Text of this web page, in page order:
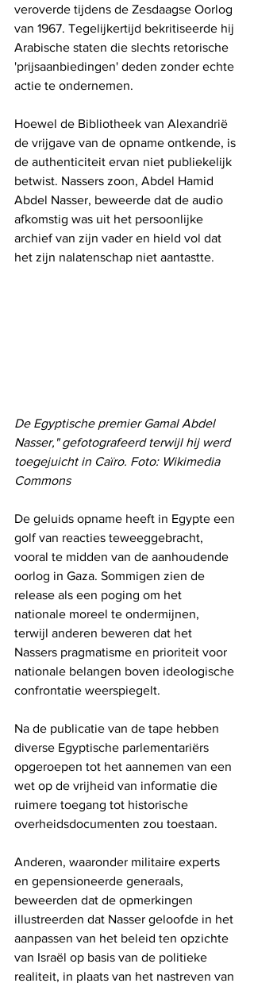
veroverde tijdens de Zesdaagse Oorlog
van 1967. Tegelijkertijd bekritiseerde hij
Arabische staten die slechts retorische
'prijsaanbiedingen' deden zonder echte
actie te ondernemen.
Hoewel de Bibliotheek van Alexandrië
de vrijgave van de opname ontkende, is
de authenticiteit ervan niet publiekelijk
betwist. Nassers zoon, Abdel Hamid
Abdel Nasser, beweerde dat de audio
afkomstig was uit het persoonlijke
archief van zijn vader en hield vol dat
het zijn nalatenschap niet aantastte.
De Egyptische premier Gamal Abdel
Nasser," gefotografeerd terwijl hij werd
toegejuicht in Caïro. Foto: Wikimedia
Commons
De geluids opname heeft in Egypte een
golf van reacties teweeggebracht,
vooral te midden van de aanhoudende
oorlog in Gaza. Sommigen zien de
release als een poging om het
nationale moreel te ondermijnen,
terwijl anderen beweren dat het
Nassers pragmatisme en prioriteit voor
nationale belangen boven ideologische
confrontatie weerspiegelt.
Na de publicatie van de tape hebben
diverse Egyptische parlementariërs
opgeroepen tot het aannemen van een
wet op de vrijheid van informatie die
ruimere toegang tot historische
overheidsdocumenten zou toestaan.
Anderen, waaronder militaire experts
en gepensioneerde generaals,
beweerden dat de opmerkingen
illustreerden dat Nasser geloofde in het
aanpassen van het beleid ten opzichte
van Israël op basis van de politieke
realiteit, in plaats van het nastreven van